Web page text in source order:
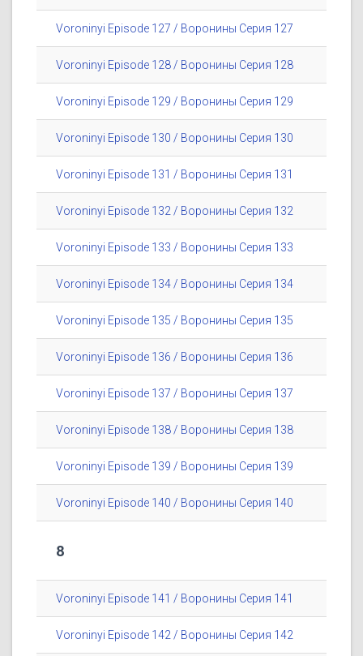
Voroninyi Episode 127 / Воронины Серия 127
Voroninyi Episode 128 / Воронины Серия 128
Voroninyi Episode 129 / Воронины Серия 129
Voroninyi Episode 130 / Воронины Серия 130
Voroninyi Episode 131 / Воронины Серия 131
Voroninyi Episode 132 / Воронины Серия 132
Voroninyi Episode 133 / Воронины Серия 133
Voroninyi Episode 134 / Воронины Серия 134
Voroninyi Episode 135 / Воронины Серия 135
Voroninyi Episode 136 / Воронины Серия 136
Voroninyi Episode 137 / Воронины Серия 137
Voroninyi Episode 138 / Воронины Серия 138
Voroninyi Episode 139 / Воронины Серия 139
Voroninyi Episode 140 / Воронины Серия 140
8
Voroninyi Episode 141 / Воронины Серия 141
Voroninyi Episode 142 / Воронины Серия 142